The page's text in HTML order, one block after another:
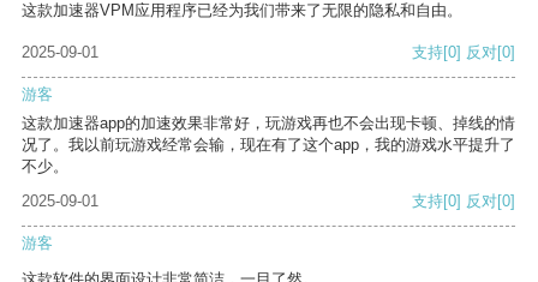
这款加速器VPM应用程序已经为我们带来了无限的隐私和自由。
2025-09-01 支持[0] 反对[0]
游客
这款加速器app的加速效果非常好，玩游戏再也不会出现卡顿、掉线的情
况了。我以前玩游戏经常会输，现在有了这个app，我的游戏水平提升了
不少。
2025-09-01
支持[0] 反对[0]
游客